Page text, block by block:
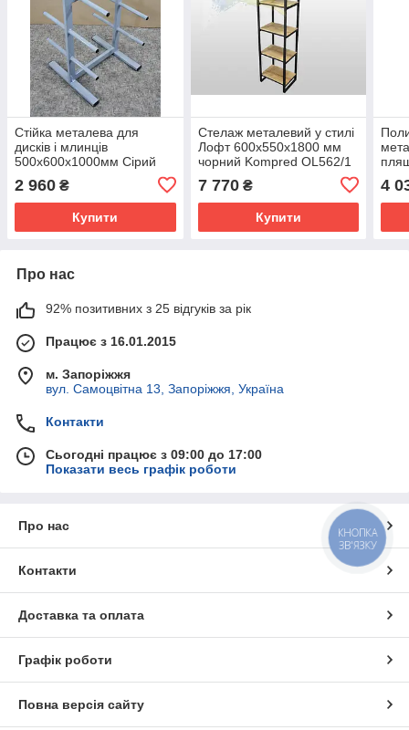
Стійка металева для
дисків і млинців
500х600х1000мм Сірий
2 960 ₴
Купити
Cтелаж металевий у стилі
Лофт 600х550х1800 мм
чорний Kompred OL562/1
7 770₴
Купити
4
Про нас
92% позитивних з 25 відгуків за рік
Працює з 16.01.2015
м. Запоріжжя
вул. Самоцвітна 13, Запоріжжя, Україна
Контакти
Сьогодні працює з 09:00 до 17:00
Показати весь графік роботи
Про нас
Контакти
Доставка та оплата
Графік роботи
Повна версія сайту
КНОПКА
ЗВ'ЯЗКУ